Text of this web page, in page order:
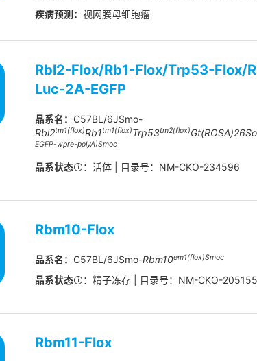
疾病预测：视网膜母细胞瘤
Rbl2-Flox/Rb1-Flox/Trp53-Flox/
Luc-2A-EGFP
品系名： C57BL/6JSmo-
Rbl2tm1(flox)Rb1tm1(flox)Trp53tm2(flox)
EGFP-wpre-polyA)Smoc
品系状态 ：活体 | 目录号：NM-CKO-234596
Rbm10-Flox
品系名： C57BL/6JSmo-Rbm10em1(flox)Smoc
品系状态 ：精子冻存 | 目录号：NM-CKO-
Rbm11-Flox